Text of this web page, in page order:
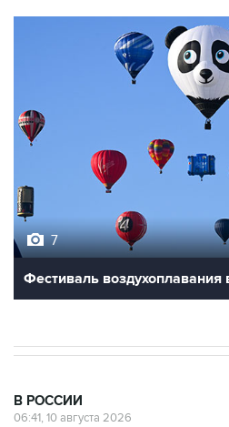
7
Фестиваль воздухоплавания
В РОССИИ
06:41, 10 августа 2026